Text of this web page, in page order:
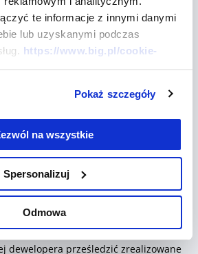
te informacje z innymi danymi
lub uzyskanymi podczas
https://www.big.pl/cookie-
Pokaż szczegóły
na wszystkie
Spersonalizuj
Odmowa
z Krajowego Rejestru Sądowego i
sprawozdaniem finansowym.
deweloper należy do Polskiego
jeśli nie, to w związku
o jego reputację. Jak zapewnia
związku gwarantuje przestrzeganie
oraz Zasad Umowy Deweloperskiej.
członków PZFD nie podejmie się
uzna, że nie jest w stanie wykonać
dewelopera prześledzić zrealizowane